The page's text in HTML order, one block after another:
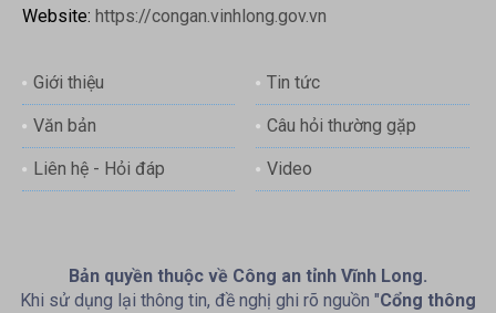
Website: https://congan.vinhlong.gov.vn
Giới thiệu Tin tức
Văn bản Câu hỏi thường gặp
Liên hệ - Hỏi đáp Video
Bản quyền thuộc về Công an tỉnh Vĩnh Long.
Khi sử dụng lại thông tin, đề nghị ghi rõ nguồn "Cổng thông